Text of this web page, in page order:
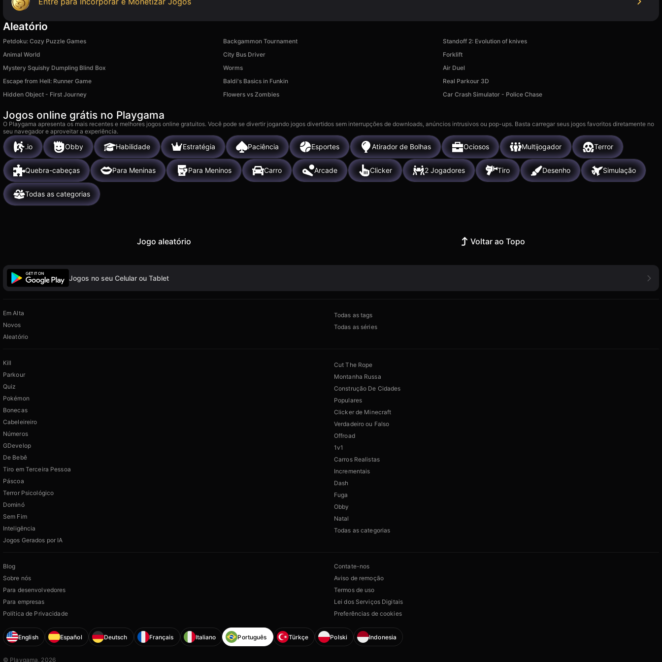
Aleatório
Petdoku: Cozy Puzzle Games Backgammon Tournament
Standoff 2: Evolution of knives
Animal World
City Bus Driver
Forklift
Mystery Squishy Dumpling Blind Box
Worms
Air Duel
Escape from Hell: Runner Game
Baldi's Basics in Funkin
Real Parkour 3D
Hidden Object - First Journey
Flowers vs Zombies Car Crash Simulator - Police Chase
Jogos online grátis no Playgama
O Playgama apresenta os mais recentes e melhores jogos online gratuitos. Você pode se divertir jogando jogos divertidos sem interrupções de downloads, anúncios intrusivos ou pop-ups. Basta carregar seus jogos favoritos diretamente no
seu navegador e aproveitar a experiência.
.io Obby Habilidade Estratégia Paciência Esportes Atirador de Bolhas Ociosos Multijogador Terror
Quebra-cabeças Para Meninas Para Meninos Carro Arcade Clicker 2 Jogadores Tiro Desenho Simulação
Todas as categorias
Jogo aleatório Voltar ao Topo
Jogos no seu Celular ou Tablet
Em Alta
Novos
Aleatório
Todas as tags
Todas as séries
Kill
Parkour
Quiz
Pokémon
Bonecas
Cabeleireiro
Números
GDevelop
De Bebê
Tiro em Terceira Pessoa
Páscoa
Terror Psicológico
Dominó
Sem Fim
Inteligência
Jogos Gerados por IA
Cut The Rope
Montanha Russa
Construção De Cidades
Populares
Clicker de Minecraft
Verdadeiro ou Falso
Offroad
1v1
Carros Realistas
Incrementais
Dash
Fuga
Obby
Natal
Todas as categorias
Blog
Sobre nós
Para desenvolvedores
Para empresas
Política de Privacidade
Contate-nos
Aviso de remoção
Termos de uso
Lei dos Serviços Digitais
Preferências de cookies
English Español Deutsch Français Italiano Português Türkçe Polski Indonesia
© Playgama, 2026